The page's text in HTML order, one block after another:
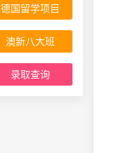
德国留学项目
澳新八大班
录取查询